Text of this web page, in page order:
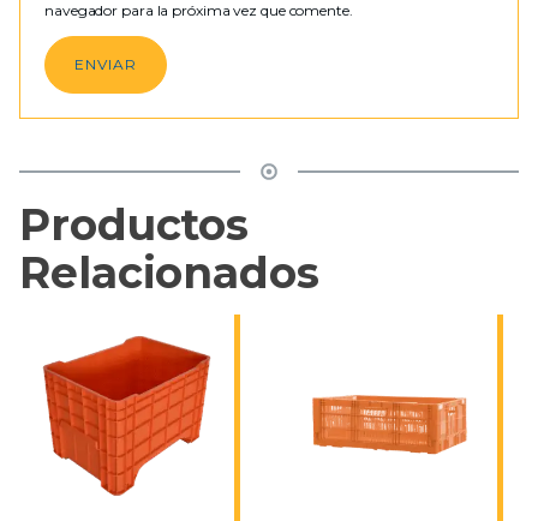
navegador para la próxima vez que comente.
Productos
Relacionados